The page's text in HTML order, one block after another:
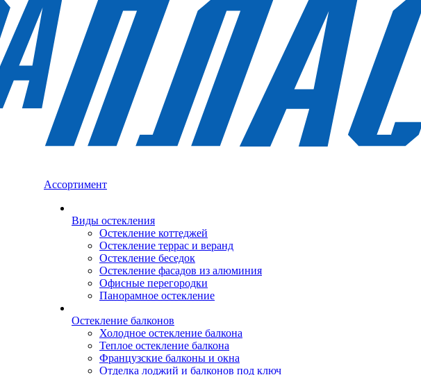
Ассортимент
Виды остекления
Остекление коттеджей
Остекление террас и веранд
Остекление беседок
Остекление фасадов из алюминия
Офисные перегородки
Панорамное остекление
Остекление балконов
Холодное остекление балкона
Теплое остекление балкона
Французские балконы и окна
Отделка лоджий и балконов под ключ